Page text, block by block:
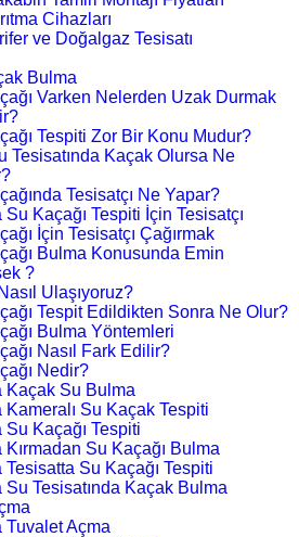
Cihazları
ve Doğalgaz Tesisatı
Bulma
Varken Nelerden Uzak Durmak
Tespiti Zor Bir Konu Mudur?
Tesisatında Kaçak Olursa Ne
Tesisatçı Ne Yapar?
Su Kaçağı Tespiti İçin Tesisatçı
İçin Tesisatçı Çağırmak
Bulma Konusunda Emin
?
Ulaşıyoruz?
Tespit Edildikten Sonra Ne Olur?
Bulma Yöntemleri
Nasıl Fark Edilir?
Nedir?
Kaçak Su Bulma
Kameralı Su Kaçak Tespiti
Su Kaçağı Tespiti
Kırmadan Su Kaçağı Bulma
Tesisatta Su Kaçağı Tespiti
Su Tesisatında Kaçak Bulma
Tuvalet Açma